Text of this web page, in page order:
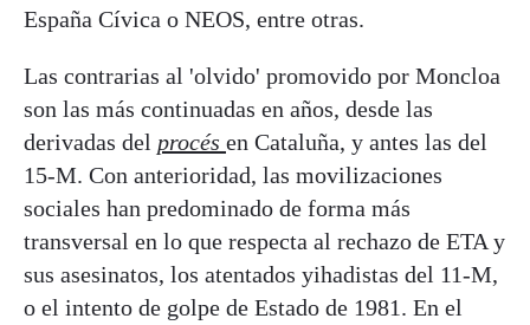
España Cívica o NEOS, entre otras.
Las contrarias al 'olvido' promovido por Moncloa
son las más continuadas en años, desde las
derivadas del procés en Cataluña, y antes las del
15-M. Con anterioridad, las movilizaciones
sociales han predominado de forma más
transversal en lo que respecta al rechazo de ETA y
sus asesinatos, los atentados yihadistas del 11-M,
o el intento de golpe de Estado de 1981. En el